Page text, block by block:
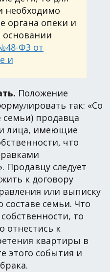
необходимо
органа опеки и
основании
ФЗ от
и
Положение
так: «Со
семьи) продавца
лица, имеющие
что
Продавцу следует
к договору
или выписку
семьи. Что
то
отнестись к
квартиры в
этого события и